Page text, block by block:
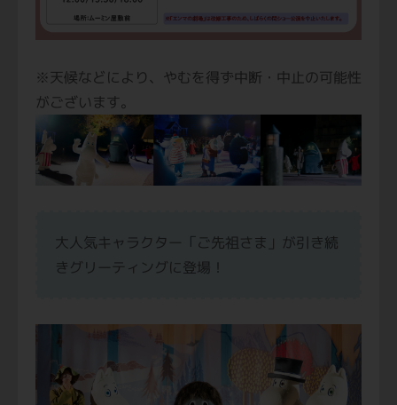
※天候などにより、やむを得ず中断・中止の可能性
がございます。
大人気キャラクター「ご先祖さま」が引き続
きグリーティングに登場！